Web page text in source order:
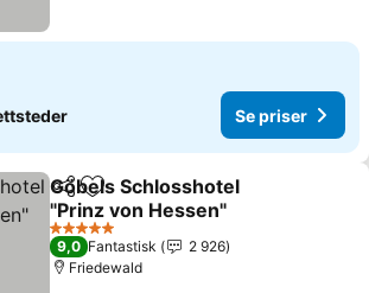
Se priser
Del Legg til i favoritter
Göbels Schlosshotel
"Prinz von Hessen"
5 Stjerner
9,0 Fantastisk
2 926
Friedewald